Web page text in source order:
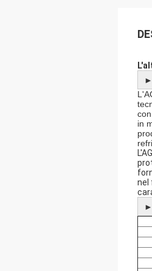
►
in
nel
►